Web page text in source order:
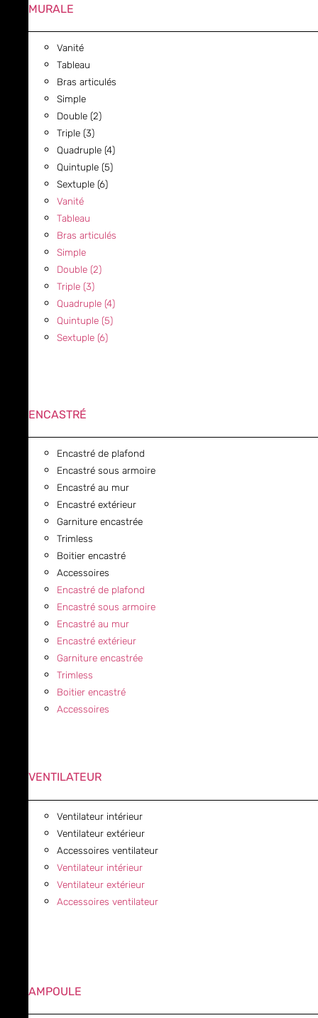
MURALE
Vanité
Tableau
Bras articulés
Simple
Double (2)
Triple (3)
Quadruple (4)
Quintuple (5)
Sextuple (6)
Vanité
Tableau
Bras articulés
Simple
Double (2)
Triple (3)
Quadruple (4)
Quintuple (5)
Sextuple (6)
ENCASTRÉ
Encastré de plafond
Encastré sous armoire
Encastré au mur
Encastré extérieur
Garniture encastrée
Trimless
Boitier encastré
Accessoires
Encastré de plafond
Encastré sous armoire
Encastré au mur
Encastré extérieur
Garniture encastrée
Trimless
Boitier encastré
Accessoires
VENTILATEUR
Ventilateur intérieur
Ventilateur extérieur
Accessoires ventilateur
Ventilateur intérieur
Ventilateur extérieur
Accessoires ventilateur
AMPOULE